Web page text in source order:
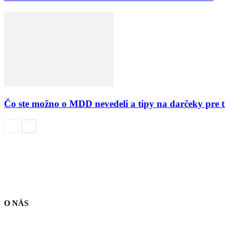
Čo ste možno o MDD nevedeli a tipy na darčeky pre
O NÁS